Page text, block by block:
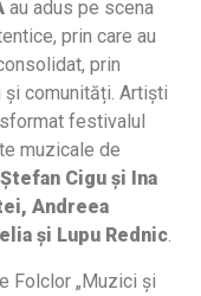
au adus pe scena
prin care au
prin
comunități. Artiști
festivalul
muzicale de
Cigu și Ina
Andreea
și Lupu Rednic.
Folclor „Muzici și